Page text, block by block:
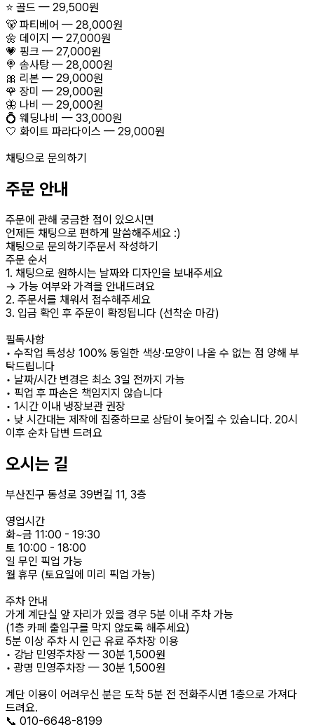
⭐️ 골드 — 29,500원
🐻 파티베어 — 28,000원
🌼 데이지 — 27,000원
💗 핑크 — 27,000원
🍭 솜사탕 — 28,000원
🎀 리본 — 29,000원
🌹 장미 — 29,000원
🦋 나비 — 29,000원
💍 웨딩나비 — 33,000원
🤍 화이트 파라다이스 — 29,000원
채팅으로 문의하기
주문 안내
주문에 관해 궁금한 점이 있으시면
언제든 채팅으로 편하게 말씀해주세요 :)
채팅으로 문의하기주문서 작성하기
주문 순서
1. 채팅으로 원하시는 날짜와 디자인을 보내주세요
→ 가능 여부와 가격을 안내드려요
2. 주문서를 채워서 접수해주세요
3. 입금 확인 후 주문이 확정됩니다 (선착순 마감)
필독사항
• 수작업 특성상 100% 동일한 색상·모양이 나올 수 없는 점 양해 부
탁드립니다
• 날짜/시간 변경은 최소 3일 전까지 가능
• 픽업 후 파손은 책임지지 않습니다
• 1시간 이내 냉장보관 권장
• 낮 시간대는 제작에 집중하므로 상담이 늦어질 수 있습니다. 20시
이후 순차 답변 드려요
오시는 길
부산진구 동성로 39번길 11, 3층
영업시간
화~금 11:00 - 19:30
토 10:00 - 18:00
일 무인 픽업 가능
월 휴무 (토요일에 미리 픽업 가능)
주차 안내
가게 계단실 앞 자리가 있을 경우 5분 이내 주차 가능
(1층 카페 출입구를 막지 않도록 해주세요)
5분 이상 주차 시 인근 유료 주차장 이용
• 강남 민영주차장 — 30분 1,500원
• 광명 민영주차장 — 30분 1,500원
계단 이용이 어려우신 분은 도착 5분 전 전화주시면 1층으로 가져다
드려요.
📞 010-6648-8199